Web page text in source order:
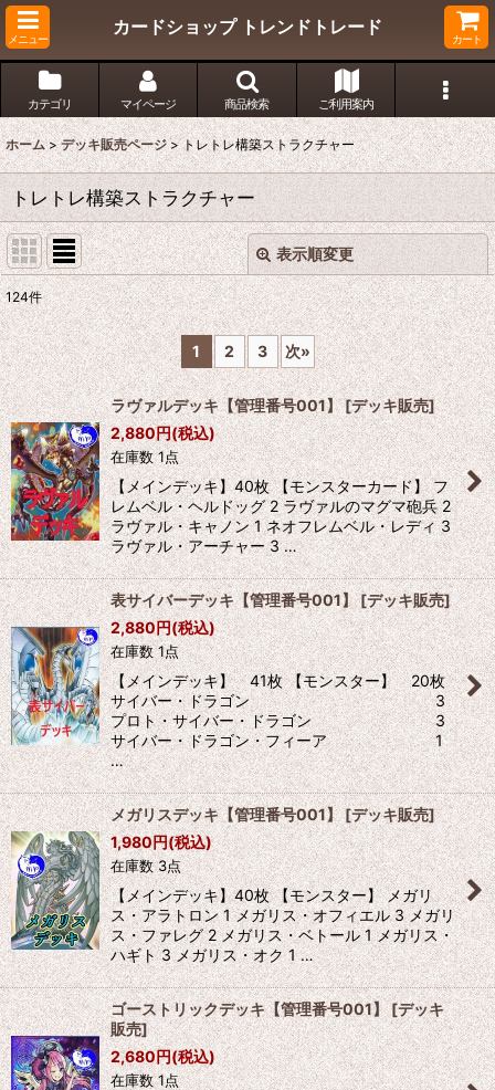
メニュー
カードショップ トレンドトレード
カート
カテゴリ マイページ 商品検索 ご利用案内
ホーム > デッキ販売ページ > トレトレ構築ストラクチャー
トレトレ構築ストラクチャー
表示順変更
表示数:
在庫あり
並び順:
絞り込む
閉じる
124件
1 2 3 次»
ラヴァルデッキ【管理番号001】[デッキ販売]
2,880円(税込)
在庫数 1点
【メインデッキ】40枚 【モンスターカード】 フ
レムベル・ヘルドッグ 2 ラヴァルのマグマ砲兵 2
ラヴァル・キャノン 1 ネオフレムベル・レディ 3
ラヴァル・アーチャー 3 …
表サイバーデッキ【管理番号001】 [デッキ販売]
2,880円(税込)
在庫数 1点
【メインデッキ】 41枚 【モンスター】 20枚
サイバー・ドラゴン 3
プロト・サイバー・ドラゴン 3
サイバー・ドラゴン・フィーア 1
…
メガリスデッキ【管理番号001】[デッキ販売]
1,980円(税込)
在庫数 3点
【メインデッキ】40枚 【モンスター】 メガリ
ス・アラトロン 1 メガリス・オフィエル 3 メガリ
ス・ファレグ 2 メガリス・ベトール 1 メガリス・
ハギト 3 メガリス・オク 1 …
ゴーストリックデッキ【管理番号001】[デッキ
販売]
2,680円(税込)
在庫数 1点